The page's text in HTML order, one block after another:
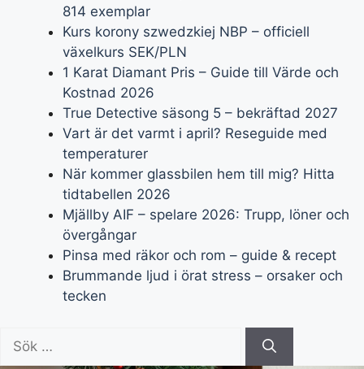
814 exemplar
Kurs korony szwedzkiej NBP – officiell
växelkurs SEK/PLN
1 Karat Diamant Pris – Guide till Värde och
Kostnad 2026
True Detective säsong 5 – bekräftad 2027
Vart är det varmt i april? Reseguide med
temperaturer
När kommer glassbilen hem till mig? Hitta
tidtabellen 2026
Mjällby AIF – spelare 2026: Trupp, löner och
övergångar
Pinsa med räkor och rom – guide & recept
Brummande ljud i örat stress – orsaker och
tecken
efter: